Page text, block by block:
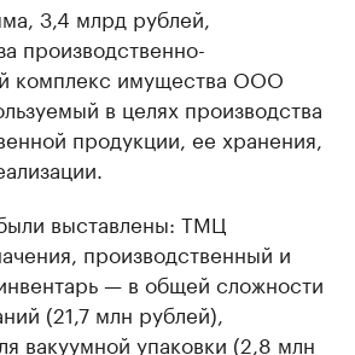
3,4 млрд рублей,
производственно-
комплекс имущества ООО
в целях производства
продукции, ее хранения,
выставлены: ТМЦ
производственный и
— в общей сложности
(21,7 млн рублей),
вакуумной упаковки (2,8 млн